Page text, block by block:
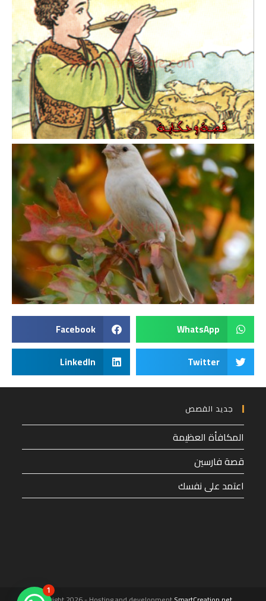
WhatsApp
Facebook
Twitter
LinkedIn
جديد القصص
المكافأة العظيمة
قصة فارسين
اعتمد على نفسك
1